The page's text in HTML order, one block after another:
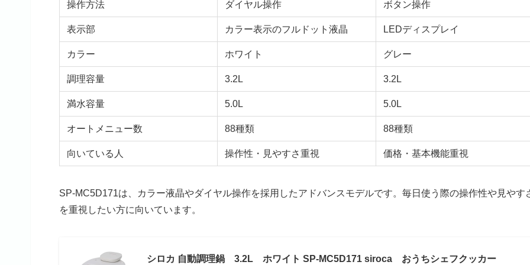
操作方法 ダイヤル操作 ボタン操作
表示部 カラー表示のフルドット液晶 LEDディスプレイ
カラー ホワイト グレー
調理容量 3.2L 3.2L
満水容量 5.0L 5.0L
オートメニュー数 88種類 88種類
向いている人 操作性・見やすさ重視 価格・基本機能重視
SP-MC5D171は、カラー液晶やダイヤル操作を採用したアドバンスモデルです。毎日使う際の操作性や見やす
を重視したい方に向いています。
シロカ 自動調理鍋 3.2L ホワイト SP-MC5D171 siroca おうちシェフクッカー